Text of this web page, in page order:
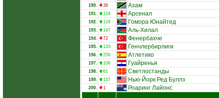
190. 38 Азам
191. 118 Арсенал
192. 116 Гомора Юнайтед
193. 147 Аль-Хилал
194. 72 Фенербахче
195. 120 Генчлербирлиги
196. 250 Атлетико
197. 106 Гуайренья
198. 61 Светлостанды
199. 157 Нью-Йорк Ред Буллз
200. 1 Роаринг Лайонс